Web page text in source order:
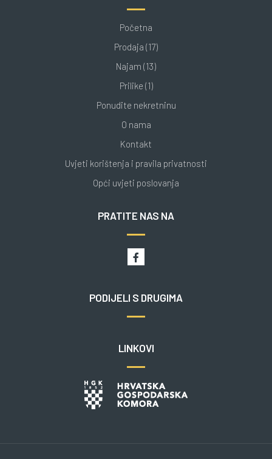
Početna
Prodaja (17)
Najam (13)
Prilike (1)
Ponudite nekretninu
O nama
Kontakt
Uvjeti korištenja i pravila privatnosti
Opći uvjeti poslovanja
PRATITE NAS NA
PODIJELI S DRUGIMA
LINKOVI